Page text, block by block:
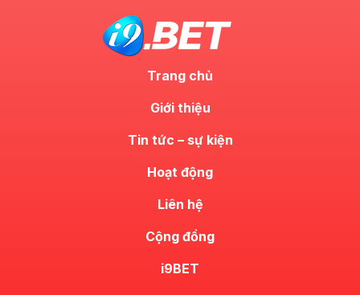
Trang chủ
Giới thiệu
Tin tức – sự kiện
Hoạt động
Liên hệ
Cộng đồng
i9BET